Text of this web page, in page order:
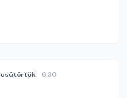
csütörtök 6:30